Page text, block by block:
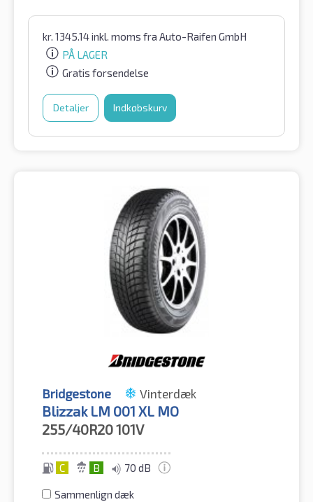
kr. 1345.14inkl. moms fra Auto-Raifen GmbH
PÅ LAGER
Gratis forsendelse
Detaljer Indkøbskurv
Bridgestone Vinterdæk
Blizzak LM 001 XL MO
255/40R20101V
C B 70 dB
Sammenlign dæk